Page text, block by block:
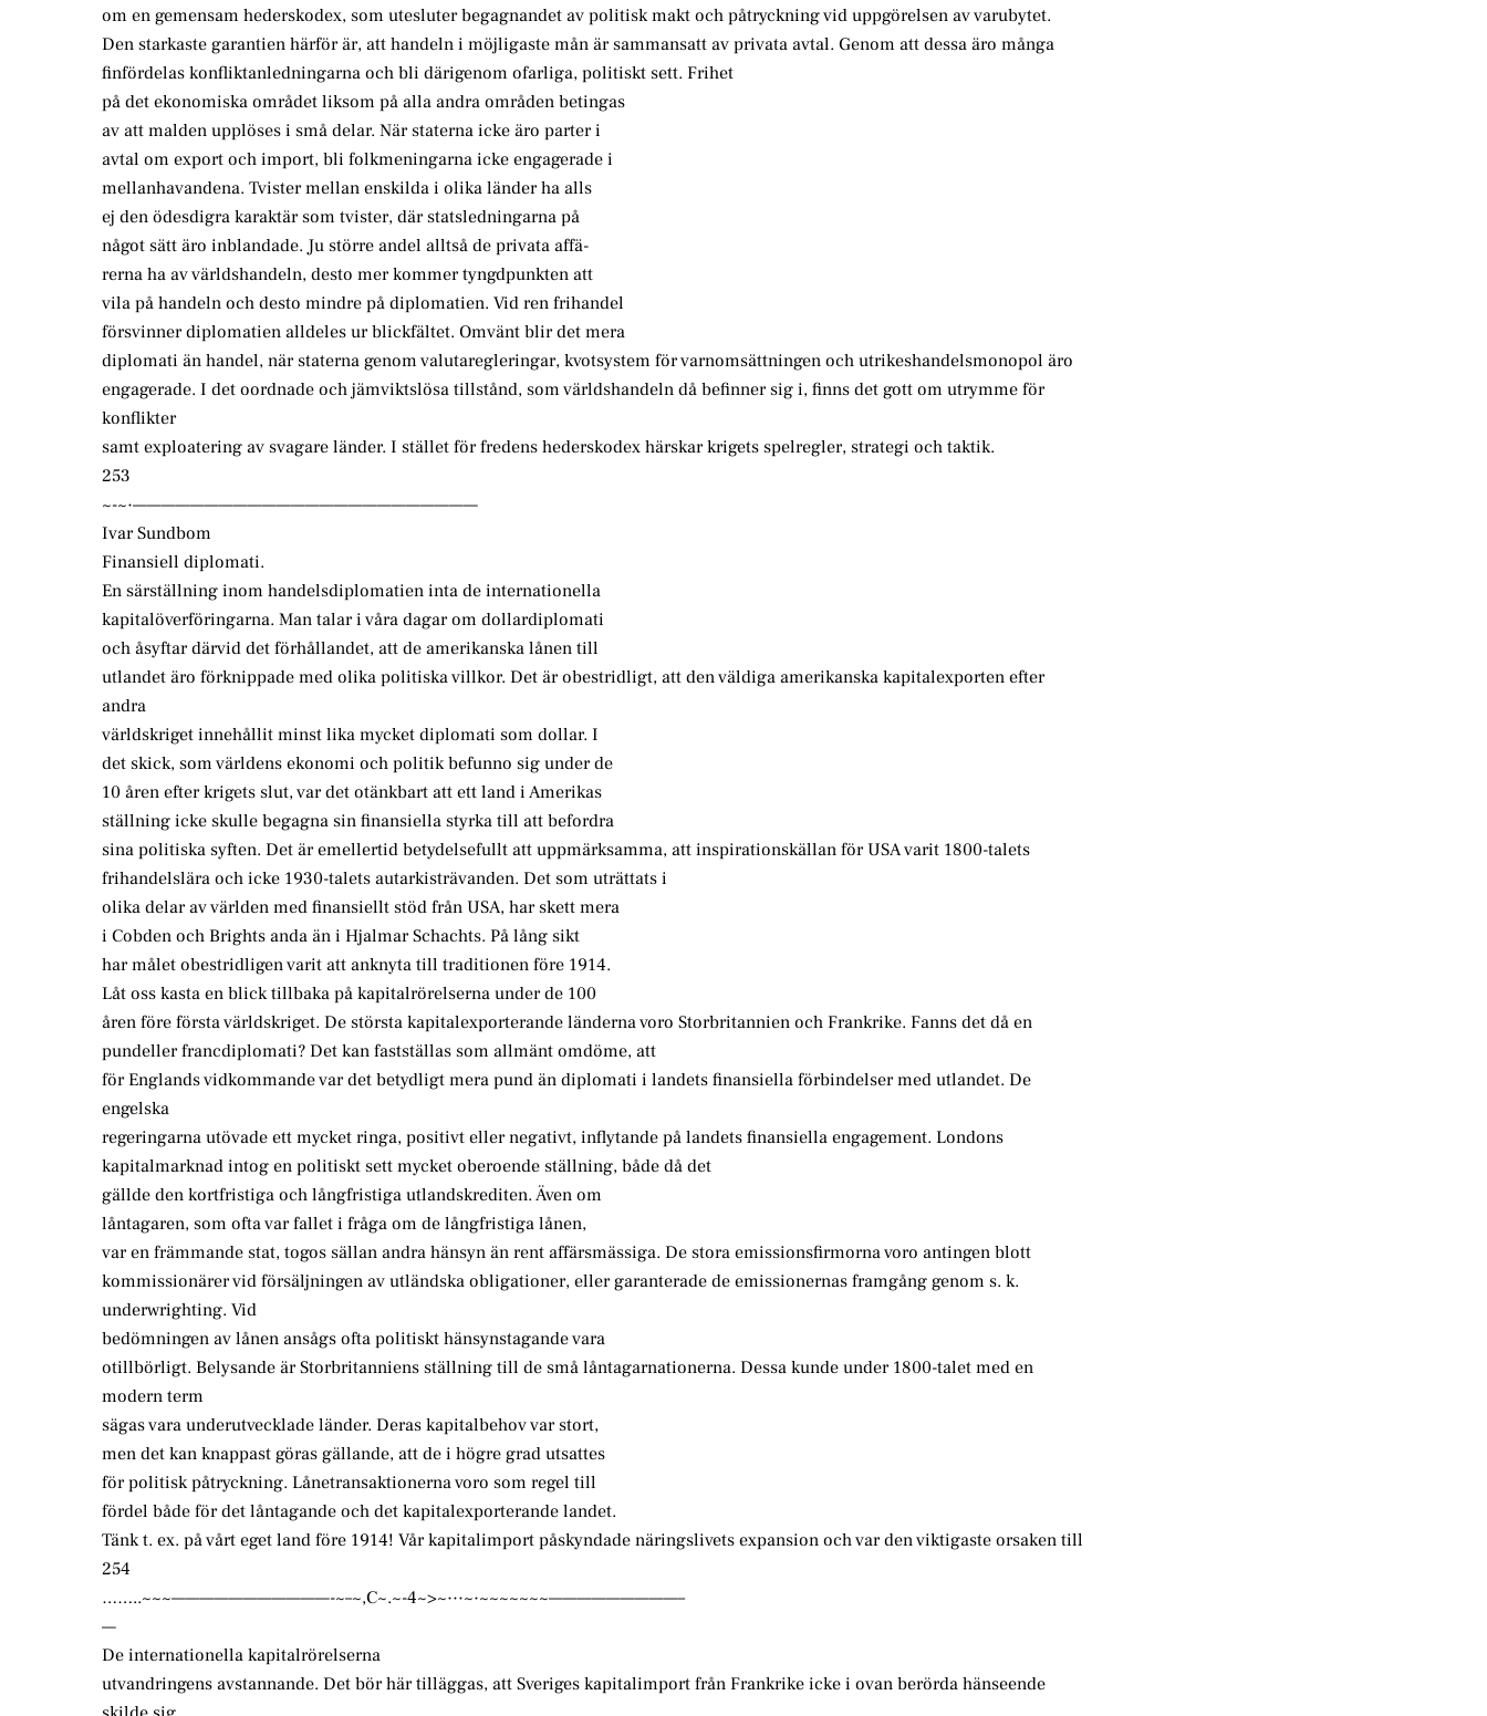
om en gemensam hederskodex, som utesluter begagnandet av politisk makt och påtryckning vid uppgörelsen av varubytet.
Den starkaste garantien härför är, att handeln i möjligaste mån är sammansatt av privata avtal. Genom att dessa äro många
finfördelas konfliktanledningarna och bli därigenom ofarliga, politiskt sett. Frihet
på det ekonomiska området liksom på alla andra områden betingas
av att malden upplöses i små delar. När staterna icke äro parter i
avtal om export och import, bli folkmeningarna icke engagerade i
mellanhavandena. Tvister mellan enskilda i olika länder ha alls
ej den ödesdigra karaktär som tvister, där statsledningarna på
något sätt äro inblandade. Ju större andel alltså de privata affä-
rerna ha av världshandeln, desto mer kommer tyngdpunkten att
vila på handeln och desto mindre på diplomatien. Vid ren frihandel
försvinner diplomatien alldeles ur blickfältet. Omvänt blir det mera
diplomati än handel, när staterna genom valutaregleringar, kvotsystem för varnomsättningen och utrikeshandelsmonopol äro
engagerade. I det oordnade och jämviktslösa tillstånd, som världshandeln då befinner sig i, finns det gott om utrymme för
konflikter
samt exploatering av svagare länder. I stället för fredens hederskodex härskar krigets spelregler, strategi och taktik.
253
~-~·————————————————————————
Ivar Sundbom
Finansiell diplomati.
En särställning inom handelsdiplomatien inta de internationella
kapitalöverföringarna. Man talar i våra dagar om dollardiplomati
och åsyftar därvid det förhållandet, att de amerikanska lånen till
utlandet äro förknippade med olika politiska villkor. Det är obestridligt, att den väldiga amerikanska kapitalexporten efter
andra
världskriget innehållit minst lika mycket diplomati som dollar. I
det skick, som världens ekonomi och politik befunno sig under de
10 åren efter krigets slut, var det otänkbart att ett land i Amerikas
ställning icke skulle begagna sin finansiella styrka till att befordra
sina politiska syften. Det är emellertid betydelsefullt att uppmärksamma, att inspirationskällan för USA varit 1800-talets
frihandelslära och icke 1930-talets autarkisträvanden. Det som uträttats i
olika delar av världen med finansiellt stöd från USA, har skett mera
i Cobden och Brights anda än i Hjalmar Schachts. På lång sikt
har målet obestridligen varit att anknyta till traditionen före 1914.
Låt oss kasta en blick tillbaka på kapitalrörelserna under de 100
åren före första världskriget. De största kapitalexporterande länderna voro Storbritannien och Frankrike. Fanns det då en
pundeller francdiplomati? Det kan fastställas som allmänt omdöme, att
för Englands vidkommande var det betydligt mera pund än diplomati i landets finansiella förbindelser med utlandet. De
engelska
regeringarna utövade ett mycket ringa, positivt eller negativt, inflytande på landets finansiella engagement. Londons
kapitalmarknad intog en politiskt sett mycket oberoende ställning, både då det
gällde den kortfristiga och långfristiga utlandskrediten. Även om
låntagaren, som ofta var fallet i fråga om de långfristiga lånen,
var en främmande stat, togos sällan andra hänsyn än rent affärsmässiga. De stora emissionsfirmorna voro antingen blott
kommissionärer vid försäljningen av utländska obligationer, eller garanterade de emissionernas framgång genom s. k.
underwrighting. Vid
bedömningen av lånen ansågs ofta politiskt hänsynstagande vara
otillbörligt. Belysande är Storbritanniens ställning till de små låntagarnationerna. Dessa kunde under 1800-talet med en
modern term
sägas vara underutvecklade länder. Deras kapitalbehov var stort,
men det kan knappast göras gällande, att de i högre grad utsattes
för politisk påtryckning. Lånetransaktionerna voro som regel till
fördel både för det låntagande och det kapitalexporterande landet.
Tänk t. ex. på vårt eget land före 1914! Vår kapitalimport påskyndade näringslivets expansion och var den viktigaste orsaken till
254
……..~~~———————————-~–~,C~.~-4~>~···~·~~~~~~~—————————–
—
De internationella kapitalrörelserna
utvandringens avstannande. Det bör här tilläggas, att Sveriges kapitalimport från Frankrike icke i ovan berörda hänseende